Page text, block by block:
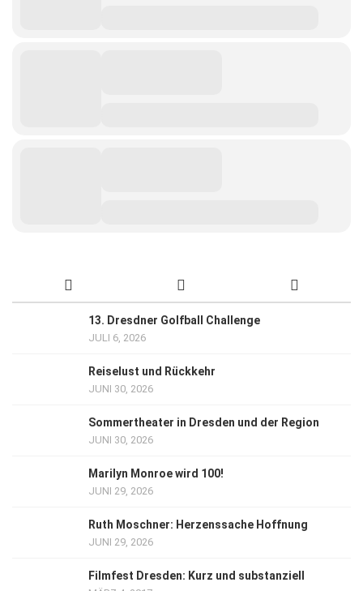
13. Dresdner Golfball Challenge
JULI 6, 2026
Reiselust und Rückkehr
JUNI 30, 2026
Sommertheater in Dresden und der Region
JUNI 30, 2026
Marilyn Monroe wird 100!
JUNI 29, 2026
Ruth Moschner: Herzenssache Hoffnung
JUNI 29, 2026
Filmfest Dresden: Kurz und substanziell